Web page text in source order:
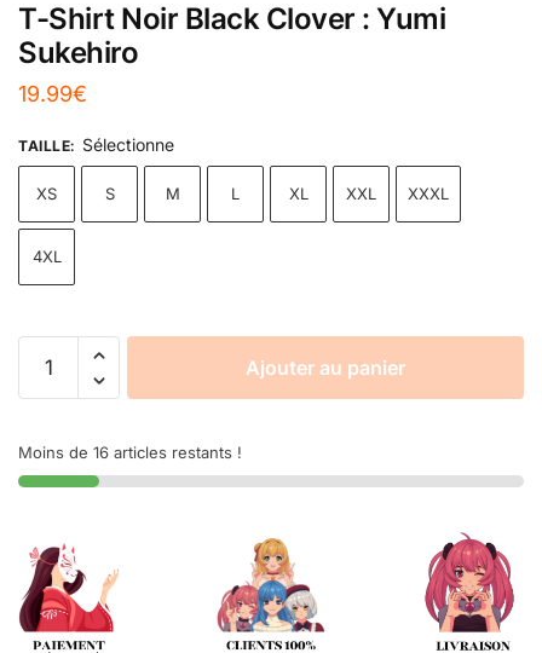
T-Shirt Noir Black Clover : Yumi
Sukehiro
19.99€
TAILLE: Sélectionne
XS S M L XL XXL XXXL
4XL
Ajouter au panier
Moins de 16 articles restants !